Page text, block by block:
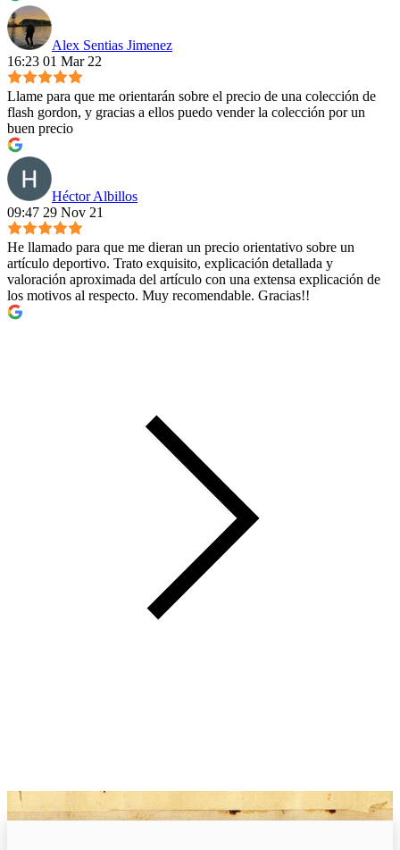
Alex Sentias Jimenez
16:23 01 Mar 22
Llame para que me orientarán sobre el precio de una colección de
flash gordon, y gracias a ellos puedo vender la colección por un
buen precio
Héctor Albillos
09:47 29 Nov 21
He llamado para que me dieran un precio orientativo sobre un
artículo deportivo. Trato exquisito, explicación detallada y
valoración aproximada del artículo con una extensa explicación de
los motivos al respecto. Muy recomendable. Gracias!!